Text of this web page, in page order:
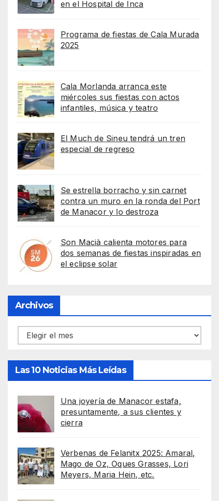
en el Hospital de Inca
Programa de fiestas de Cala Murada
2025
Cala Morlanda arranca este
miércoles sus fiestas con actos
infantiles, música y teatro
El Much de Sineu tendrá un tren
especial de regreso
Se estrella borracho y sin carnet
contra un muro en la ronda del Port
de Manacor y lo destroza
Son Macià calienta motores para
dos semanas de fiestas inspiradas en
el eclipse solar
Archivos
Archivos
Las 10 Noticias Más Leídas
Una joyería de Manacor estafa,
presuntamente, a sus clientes y
cierra
Verbenas de Felanitx 2025: Amaral,
Mago de Oz, Oques Grasses, Lori
Meyers, Maria Hein, etc.